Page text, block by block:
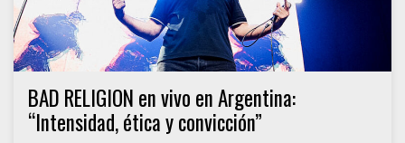
BAD RELIGION en vivo en Argentina:
“Intensidad, ética y convicción”